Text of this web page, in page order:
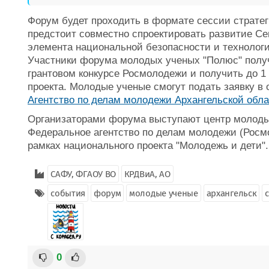
Форум будет проходить в формате сессии
предстоит совместно спроектировать развитие
элемента национальной безопасности и
Участники форума молодых ученых "Полюс"
грантовом конкурсе Росмолодежи и получить до
проекта. Молодые ученые смогут подать заявку
Агентство по делам молодежи Архангельской
Организаторами форума выступают центр
Федеральное агентство по делам молодежи
рамках национального проекта "Молодежь и дети".
САФУ, ФГАОУ ВО
КРДВиА, АО
события
форум молодые ученые архангельск
0